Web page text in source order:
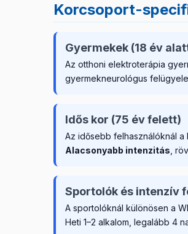
Korcsoport-
Gyermekek (18 év
Az otthoni elektroterápia
gyermekneurológus
Idős kor (75 év felett)
Az idősebb felhasználóknál
Alacsonyabb intenzitás ,
Sportolók és intenzív
A sportolóknál különösen a
Heti 1–2 alkalom, legalább 4